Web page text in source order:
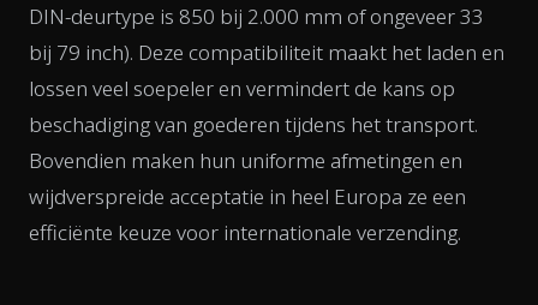
DIN-deurtype is 850 bij 2.000 mm of ongeveer 33
bij 79 inch). Deze compatibiliteit maakt het laden en
lossen veel soepeler en vermindert de kans op
beschadiging van goederen tijdens het transport.
Bovendien maken hun uniforme afmetingen en
wijdverspreide acceptatie in heel Europa ze een
efficiënte keuze voor internationale verzending.